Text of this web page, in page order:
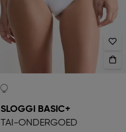
SLOGGI BASIC+
TAI-ONDERGOED